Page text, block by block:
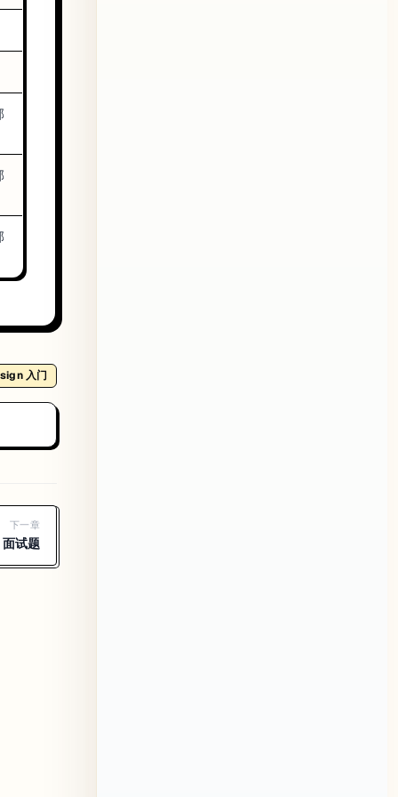
入门
下一章
试题